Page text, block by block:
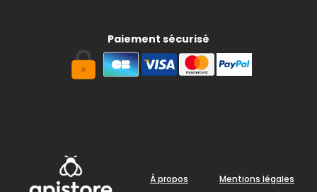
Paiement sécurisé
À propos Mentions légales